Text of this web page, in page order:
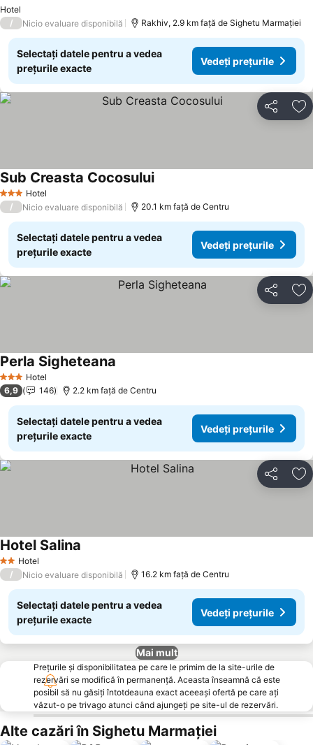
Hotel
/ Nicio evaluare disponibilă Rakhiv, 2.9 km faţă de Sighetu Marmației
Selectați datele pentru a vedea
prețurile exacte
Vedeți prețurile
Distribuiți
3 SteleHotel
Sub Creasta CocosuluiVedeți prețurile
/ Nicio evaluare disponibilă 20.1 km faţă de Centru
Selectați datele pentru a vedea
prețurile exacte
Vedeți prețurile
Distribuiți
3 SteleHotel
Perla Sigheteana
6,9 146 2.2 km faţă de Centru
Selectați datele pentru a vedea
prețurile exacte
Vedeți prețurile
Distribuiți
2 SteleHotel
Hotel Salina
/ Nicio evaluare disponibilă 16.2 km faţă de Centru
Selectați datele pentru a vedea
prețurile exacte
Vedeți prețurile
Mai mult
Prețurile și disponibilitatea pe care le primim de la site-urile de
rezervări se modifică în permanență. Aceasta înseamnă că este
posibil să nu găsiți întotdeauna exact aceeași ofertă pe care ați
văzut-o pe trivago atunci când ajungeți pe site-ul de rezervări.
Alte cazări în Sighetu Marmației